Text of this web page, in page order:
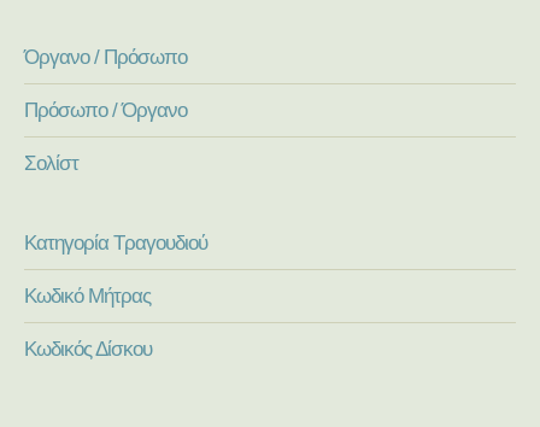
Όργανο / Πρόσωπο
Πρόσωπο / Όργανο
Σολίστ
Κατηγορία Τραγουδιού
Κωδικό Μήτρας
Κωδικός Δίσκου